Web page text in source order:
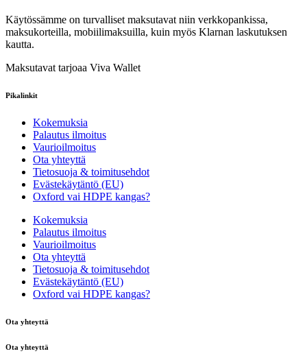
Käytössämme on turvalliset maksutavat niin verkkopankissa,
maksukorteilla, mobiilimaksuilla, kuin myös Klarnan laskutuksen
kautta.
Maksutavat tarjoaa Viva Wallet
Pikalinkit
Kokemuksia
Palautus ilmoitus
Vaurioilmoitus
Ota yhteyttä
Tietosuoja & toimitusehdot
Evästekäytäntö (EU)
Oxford vai HDPE kangas?
Kokemuksia
Palautus ilmoitus
Vaurioilmoitus
Ota yhteyttä
Tietosuoja & toimitusehdot
Evästekäytäntö (EU)
Oxford vai HDPE kangas?
Ota yhteyttä
Ota yhteyttä